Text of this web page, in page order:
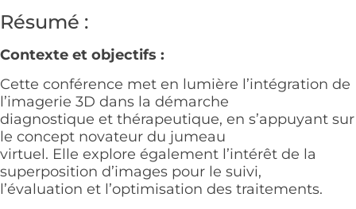
Résumé :
Contexte et objectifs :
Cette conférence met en lumière l’intégration de
l’imagerie 3D dans la démarche
diagnostique et thérapeutique, en s’appuyant sur
le concept novateur du jumeau
virtuel. Elle explore également l’intérêt de la
superposition d’images pour le suivi,
l’évaluation et l’optimisation des traitements.